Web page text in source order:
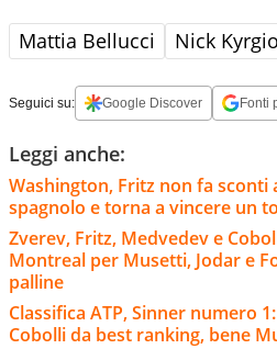
Mattia Bellucci Nick
Seguici su: Google Discover Fonti
Leggi anche:
Washington, Fritz non fa sconti
spagnolo e torna a vincere un
Zverev, Fritz, Medvedev e
Montreal per Musetti, Jodar e
palline
Classifica ATP, Sinner numero
Cobolli da best ranking, bene